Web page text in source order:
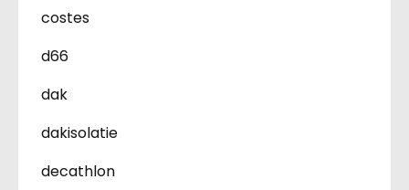
costes
d66
dak
dakisolatie
decathlon